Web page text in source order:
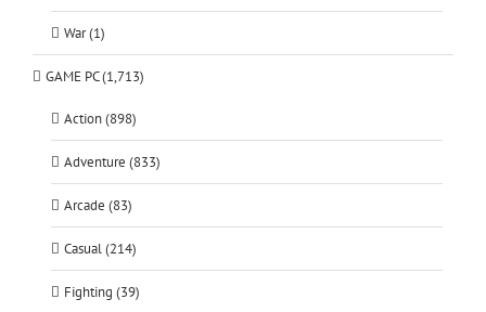
War (1)
GAME PC (1,713)
Action (898)
Adventure (833)
Arcade (83)
Casual (214)
Fighting (39)